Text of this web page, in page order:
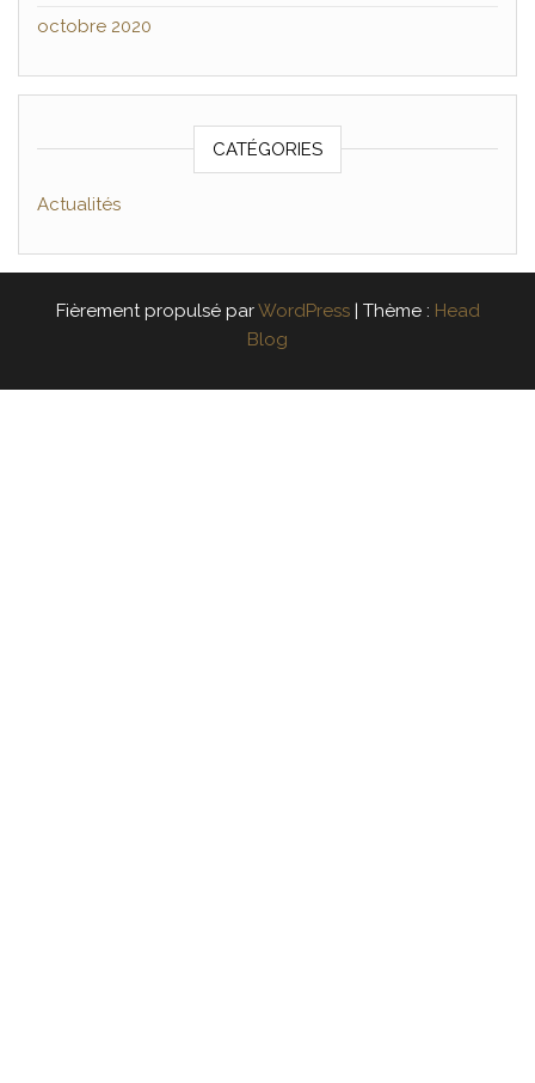
octobre 2020
CATÉGORIES
Actualités
Fièrement propulsé parWordPress Thème : Head
Blog